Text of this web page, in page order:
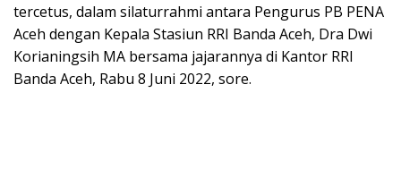
tercetus, dalam silaturrahmi antara Pengurus PB PENA
Aceh dengan Kepala Stasiun RRI Banda Aceh, Dra Dwi
Korianingsih MA bersama jajarannya di Kantor RRI
Banda Aceh, Rabu 8 Juni 2022, sore.